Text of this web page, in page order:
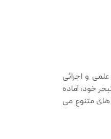
و اجرائی
خود، آماده
های متنوع می